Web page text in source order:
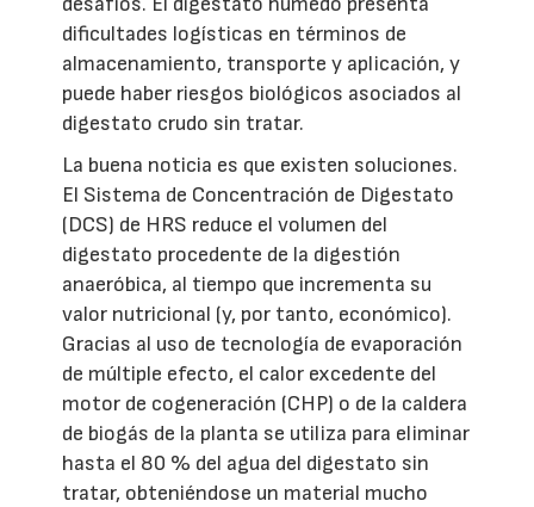
dificultades logísticas en términos de
almacenamiento, transporte y aplicación, y
puede haber riesgos biológicos asociados al
digestato crudo sin tratar.
La buena noticia es que existen soluciones.
El Sistema de Concentración de Digestato
(DCS) de HRS reduce el volumen del
digestato procedente de la digestión
anaeróbica, al tiempo que incrementa su
valor nutricional (y, por tanto, económico).
Gracias al uso de tecnología de evaporación
de múltiple efecto, el calor excedente del
motor de cogeneración (CHP) o de la caldera
de biogás de la planta se utiliza para eliminar
hasta el 80 % del agua del digestato sin
tratar, obteniéndose un material mucho